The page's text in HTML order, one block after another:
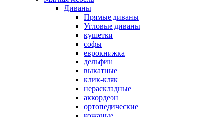
Диваны
Прямые диваны
Угловые диваны
кушетки
софы
еврокнижка
дельфин
выкатные
клик-кляк
нераскладные
аккордеон
ортопедические
кожаные